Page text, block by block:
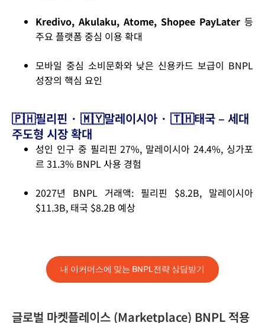
Kredivo, Akulaku, Atome, Shopee PayLater 등
주요 플랫폼 중심 이용 확대
모바일 중심 소비문화와 낮은 신용카드 보급이 BNPL
성장의 핵심 요인
🇵🇭필리핀 · 🇲🇾말레이시아 · 🇹🇭태국 – 세대
주도형 시장 확대
성인 인구 중 필리핀 27%, 말레이시아 24.4%, 싱가포
르 31.3% BNPL 사용 경험
2027년 BNPL 거래액: 필리핀 $8.2B, 말레이시아
$11.3B, 태국 $8.2B 예상
내 이커머스에 맞는 BNPL전략 상담받기
글로벌 마켓플레이스 (Marketplace) BNPL 적용